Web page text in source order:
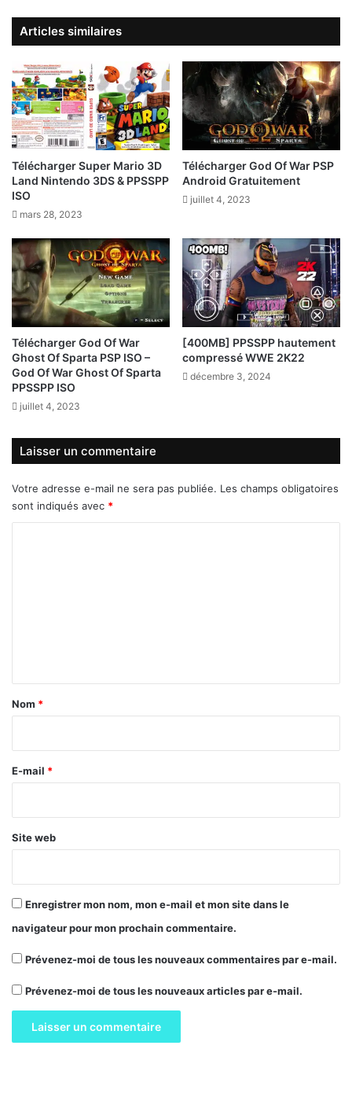
Articles similaires
Télécharger Super Mario 3D
Land Nintendo 3DS & PPSSPP
ISO
mars 28, 2023
Télécharger God Of War PSP
Android Gratuitement
juillet 4, 2023
Télécharger God Of War
Ghost Of Sparta PSP ISO –
God Of War Ghost Of Sparta
PPSSPP ISO
juillet 4, 2023
[400MB] PPSSPP hautement
compressé WWE 2K22
décembre 3, 2024
Laisser un commentaire
Votre adresse e-mail ne sera pas publiée. Les champs obligatoires
sont indiqués avec *
a
e
Nom *
E-mail *
Site web
Enregistrer mon nom, mon e-mail et mon site dans le
navigateur pour mon prochain commentaire.
Prévenez-moi de tous les nouveaux commentaires par e-mail.
Prévenez-moi de tous les nouveaux articles par e-mail.